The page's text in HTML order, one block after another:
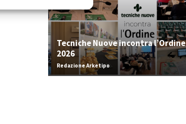
Tecniche Nuove incontra l’Ordine
2026
Redazione Arketipo